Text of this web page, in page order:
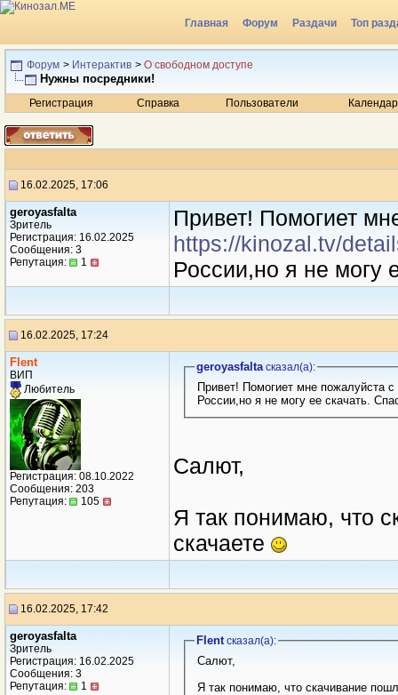
Главная Форум Раздачи Топ
Радио
Форум > Интерактив > О свободном доступе
Нужны посредники!
Регистрация Справка Пользователи
16.02.2025, 17:06
geroyasfalta
Зритель
Регистрация: 16.02.2025
Сообщения: 3
Репутация:
1
Привет! Помогиет
https://kinozal.tv/
России,но я не могу
16.02.2025, 17:24
Flent
ВИП
Любитель
Регистрация: 08.10.2022
Сообщения: 203
Репутация:
105
geroyasfaltaсказал(a):
Привет! Помогиет мне пожалуйста
России,но я не могу ее скачать.
Салют,
Я так понимаю, что
скачаете
16.02.2025, 17:42
geroyasfalta
Зритель
Регистрация: 16.02.2025
Сообщения: 3
Репутация:
1
Flentсказал(a):
Салют,
Я так понимаю, что скачивание